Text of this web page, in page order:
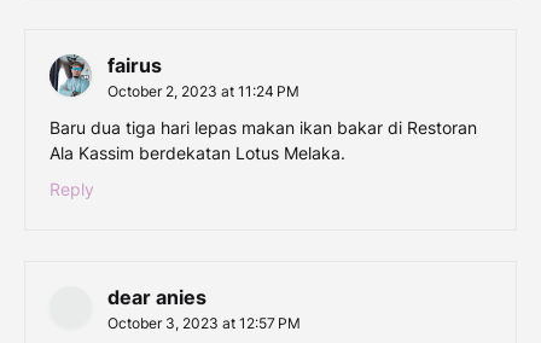
fairus
October 2, 2023 at 11:24 PM
Baru dua tiga hari lepas makan ikan bakar di Restoran
Ala Kassim berdekatan Lotus Melaka.
Reply
dear anies
October 3, 2023 at 12:57 PM